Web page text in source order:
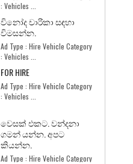
: Vehicles ...
විනෝද චාරිකා සඳහා
විමසන්න.
Ad Type : Hire Vehicle Category
: Vehicles ...
FOR HIRE
Ad Type : Hire Vehicle Category
: Vehicles ...
වෙසක් එකට. වන්දනා
ගමන් යන්න. අපට
කියන්න.
Ad Type : Hire Vehicle Category